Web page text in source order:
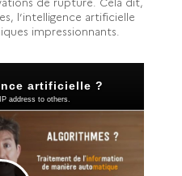
l’intelligence artificielle
impressionnants.​